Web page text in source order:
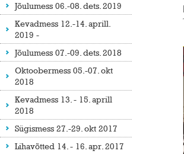
Jõulumess 06.-08. dets. 2019
Kevadmess 12.-14. aprill.
2019 -
Jõulumess 07.-09. dets. 2018
Oktoobermess 05.-07. okt
2018
Kevadmess 13. - 15. aprill
2018
Sügismess 27.-29. okt 2017
Lihavõtted 14. - 16. apr. 2017